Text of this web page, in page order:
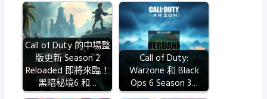
Call of Duty 的中場整
版更新 Season 2
Reloaded 即將來臨！
黑暗秘境6 和…
Call of Duty:
Warzone 和 Black
Ops 6 Season 3…